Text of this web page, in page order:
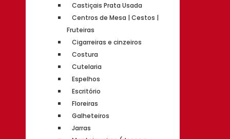
Castiçais Prata Usada
Centros de Mesa | Cestos |
Fruteiras
Cigarreiras e cinzeiros
Costura
Cutelaria
Espelhos
Escritório
Floreiras
Galheteiros
Jarras